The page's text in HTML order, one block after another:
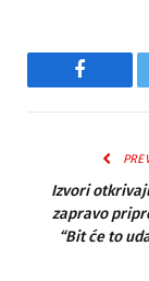
Izvori
zapravo
“Bit će to